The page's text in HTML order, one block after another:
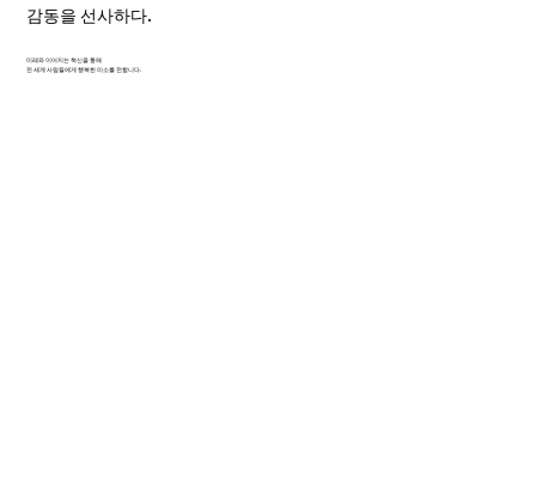
감동을 선사하다.
미래와 이어지는 혁신을 통해
전 세계 사람들에게 행복한 미소를 전합니다.